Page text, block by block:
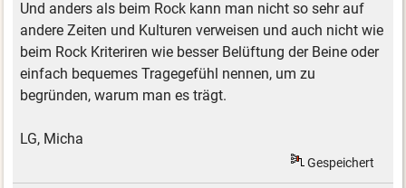
Und anders als beim Rock kann man nicht so sehr auf
andere Zeiten und Kulturen verweisen und auch nicht wie
beim Rock Kriteriren wie besser Belüftung der Beine oder
einfach bequemes Tragegefühl nennen, um zu
begründen, warum man es trägt.
LG, Micha
Gespeichert